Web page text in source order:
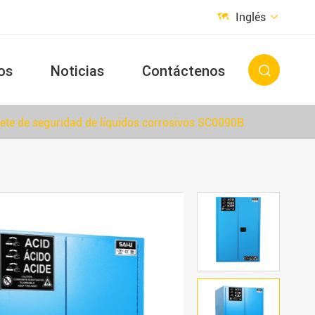
 Inglés 
Noticias Contáctenos 
de seguridad de líquidos corrosivos SC0090B